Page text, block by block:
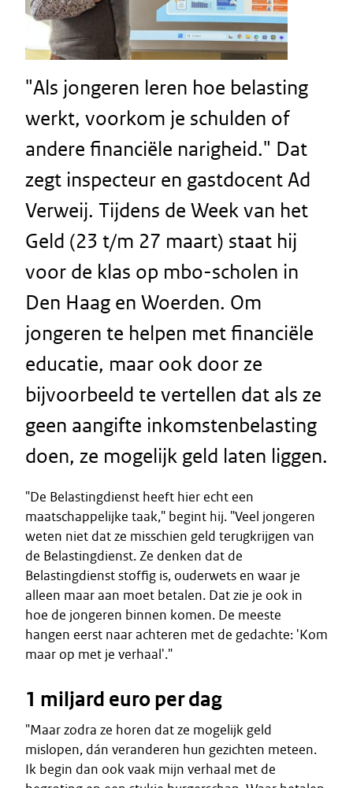
"Als jongeren leren hoe belasting
werkt, voorkom je schulden of
andere financiële narigheid." Dat
zegt inspecteur en gastdocent Ad
Verweij. Tijdens de Week van het
Geld (23 t/m 27 maart) staat hij
voor de klas op mbo-scholen in
Den Haag en Woerden. Om
jongeren te helpen met financiële
educatie, maar ook door ze
bijvoorbeeld te vertellen dat als ze
geen aangifte inkomstenbelasting
doen, ze mogelijk geld laten liggen.
"De Belastingdienst heeft hier echt een
maatschappelijke taak," begint hij. "Veel jongeren
weten niet dat ze misschien geld terugkrijgen van
de Belastingdienst. Ze denken dat de
Belastingdienst stoffig is, ouderwets en waar je
alleen maar aan moet betalen. Dat zie je ook in
hoe de jongeren binnen komen. De meeste
hangen eerst naar achteren met de gedachte: 'Kom
maar op met je verhaal'."
1 miljard euro per dag
"Maar zodra ze horen dat ze mogelijk geld
mislopen, dán veranderen hun gezichten meteen.
Ik begin dan ook vaak mijn verhaal met de